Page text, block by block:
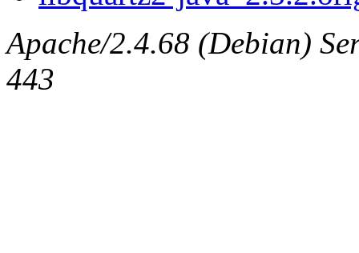
Apache/2.4.68 (Debian)
443